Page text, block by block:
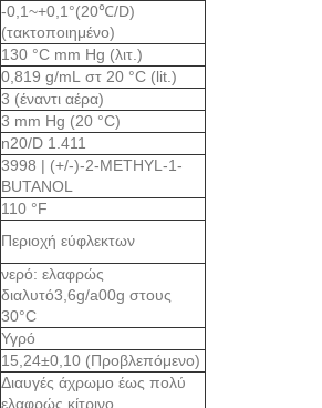
-0,1~+0,1°(20℃/D)
(τακτοποιημένο)
130 °C mm Hg (λιτ.)
0,819 g/mL στ 20 °C (lit.)
3 (έναντι αέρα)
3 mm Hg (20 °C)
n20/D 1.411
3998 | (+/-)-2-METHYL-1-
BUTANOL
110 °F
Περιοχή εύφλεκτων
νερό: ελαφρώς
διαλυτό3,6g/a00g στους
30°C
Υγρό
15,24±0,10 (Προβλεπόμενο)
Διαυγές άχρωμο έως πολύ
ελαφρώς κίτρινο